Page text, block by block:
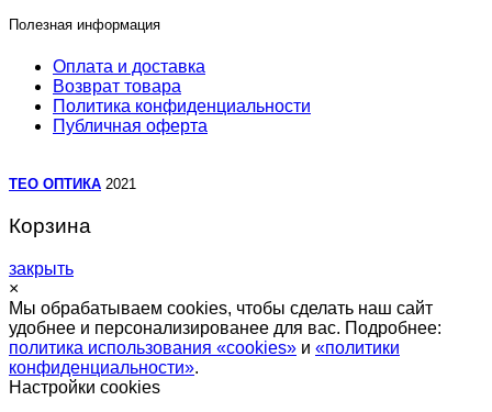
Полезная информация
Оплата и доставка
Возврат товара
Политика конфиденциальности
Публичная оферта
TEO ОПТИКА 2021
Корзина
закрыть
×
Мы обрабатываем cookies, чтобы сделать наш сайт
удобнее и персонализированее для вас. Подробнее:
политика использования «cookies» и «политики
конфиденциальности».
Настройки cookies